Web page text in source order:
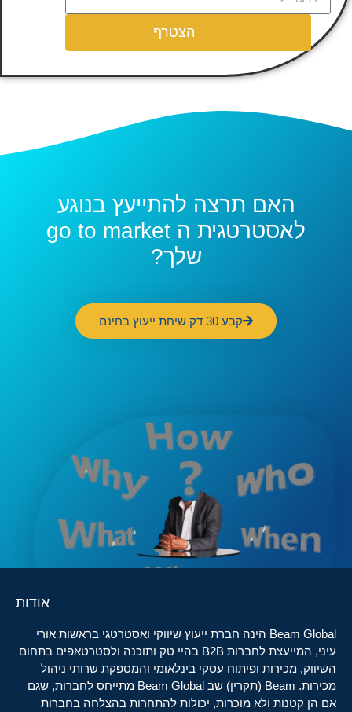
הצטרף
האם תרצה להתייעץ בנוגע
לאסטרטגית ה go to market
שלך?
קבע 30 דק שיחת ייעוץ בחינם
אודות
Beam Global הינה חברת ייעוץ שיווקי ואסטרטגי בראשות אורי
עיני, המייעצת לחברות B2B בהיי טק ותוכנה ולסטרטאפים בתחום
השיווק, מכירות ופיתוח עסקי בינלאומי והמספקת שרותי ניהול
מכירות. Beam (תקרין) שב Beam Global מתייחס לחברות, שגם
אם הן קטנות ולא מוכרות, יכולות להתחרות בהצלחה בחברות